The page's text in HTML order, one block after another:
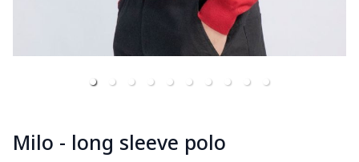
Milo - long sleeve polo